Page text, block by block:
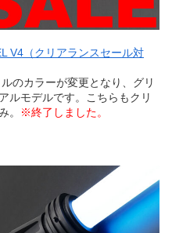
V4（クリアランスセール対
のカラーが変更となり、グリ
ルモデルです。こちらもクリ
。
※終了しました。